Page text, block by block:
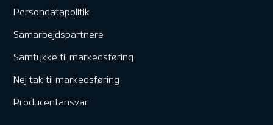
Persondatapolitik
Samarbejdspartnere
Samtykke til markedsføring
Nej tak til markedsføring
Producentansvar